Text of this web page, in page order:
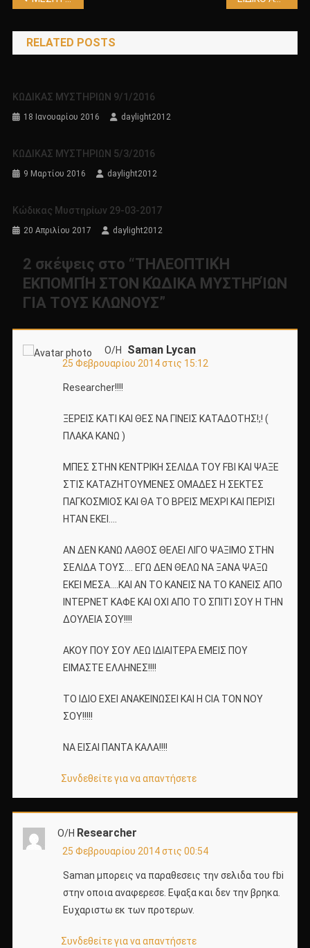
άρθρων
RELATED POSTS
ΚΩΔΙΚΑΣ ΜΥΣΤΗΡΙΩΝ 9/1/2016
18 Ιανουαρίου 2016 daylight2012
ΚΩΔΙΚΑΣ ΜΥΣΤΗΡΙΩΝ 5/3/2016
9 Μαρτίου 2016 daylight2012
Κώδικας Μυστηρίων 29-03-2017
20 Απριλίου 2017 daylight2012
2 σκέψεις στο “ΤΗΛΕΟΠΤΙΚΉ
ΕΚΠΟΜΠΉ ΣΤΟΝ ΚΏΔΙΚΑ ΜΥΣΤΗΡΊΩΝ
ΓΙΑ ΤΟΥΣ ΚΛΩΝΟΥΣ”
Ο/Η Saman Lycan
25 Φεβρουαρίου 2014 στις 15:12
Researcher!!!!
ΞΕΡΕΙΣ ΚΑΤΙ ΚΑΙ ΘΕΣ ΝΑ ΓΙΝΕΙΣ ΚΑΤΑΔΟΤΗΣ!;! (
ΠΛΑΚΑ ΚΑΝΩ )
ΜΠΕΣ ΣΤΗΝ ΚΕΝΤΡΙΚΗ ΣΕΛΙΔΑ ΤΟΥ FBI ΚΑΙ ΨΑΞΕ
ΣΤΙΣ ΚΑΤΑΖΗΤΟΥΜΕΝΕΣ ΟΜΑΔΕΣ Η ΣΕΚΤΕΣ
ΠΑΓΚΟΣΜΙΟΣ ΚΑΙ ΘΑ ΤΟ ΒΡΕΙΣ ΜΕΧΡΙ ΚΑΙ ΠΕΡΙΣΙ
ΗΤΑΝ ΕΚΕΙ….
ΑΝ ΔΕΝ ΚΑΝΩ ΛΑΘΟΣ ΘΕΛΕΙ ΛΙΓΟ ΨΑΞΙΜΟ ΣΤΗΝ
ΣΕΛΙΔΑ ΤΟΥΣ…. ΕΓΩ ΔΕΝ ΘΕΛΩ ΝΑ ΞΑΝΑ ΨΑΞΩ
ΕΚΕΙ ΜΕΣΑ….ΚΑΙ ΑΝ ΤΟ ΚΑΝΕΙΣ ΝΑ ΤΟ ΚΑΝΕΙΣ ΑΠΟ
ΙΝΤΕΡΝΕΤ ΚΑΦΕ ΚΑΙ ΟΧΙ ΑΠΟ ΤΟ ΣΠΙΤΙ ΣΟΥ Η ΤΗΝ
ΔΟΥΛΕΙΑ ΣΟΥ!!!!
ΑΚΟΥ ΠΟΥ ΣΟΥ ΛΕΩ ΙΔΙΑΙΤΕΡΑ ΕΜΕΙΣ ΠΟΥ
ΕΙΜΑΣΤΕ ΕΛΛΗΝΕΣ!!!!
ΤΟ ΙΔΙΟ ΕΧΕΙ ΑΝΑΚΕΙΝΩΣΕΙ ΚΑΙ Η CIA ΤΟΝ ΝΟΥ
ΣΟΥ!!!!!
ΝΑ ΕΙΣΑΙ ΠΑΝΤΑ ΚΑΛΑ!!!!
Συνδεθείτε για να απαντήσετε
Ο/Η Researcher
25 Φεβρουαρίου 2014 στις 00:54
Saman μπορεις να παραθεσεις την σελιδα του fbi
στην οποια αναφερεσε. Εψαξα και δεν την βρηκα.
Ευχαριστω εκ των προτερων.
Συνδεθείτε για να απαντήσετε